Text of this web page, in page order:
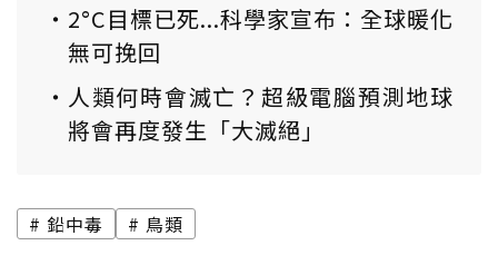
2°C目標已死...科學家宣布：全球暖化
無可挽回
人類何時會滅亡？超級電腦預測地球
將會再度發生「大滅絕」
鉛中毒 鳥類